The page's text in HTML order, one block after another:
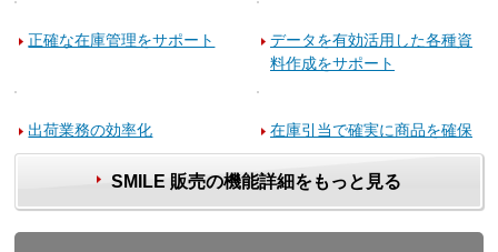
正確な在庫管理をサポート
データを有効活用した各種資
料作成をサポート
出荷業務の効率化 在庫引当で確実に商品を確保
SMILE 販売の機能詳細をもっと見る